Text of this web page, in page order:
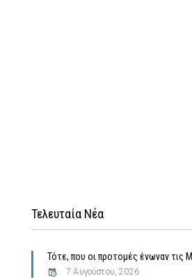
Τελευταία Νέα
Τότε, που οι προτομές ένωναν τις
7 Αυγούστου, 2026